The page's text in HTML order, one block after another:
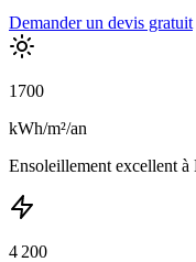
Demander un devis gratuit
1700
kWh/m²/an
Ensoleillement excellent à
4 200